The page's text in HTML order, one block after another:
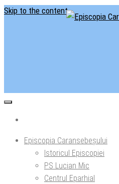
Skip to the content
Episcopia Caransebeșului
Istoricul Episcopiei
PS Lucian Mic
Centrul Eparhial